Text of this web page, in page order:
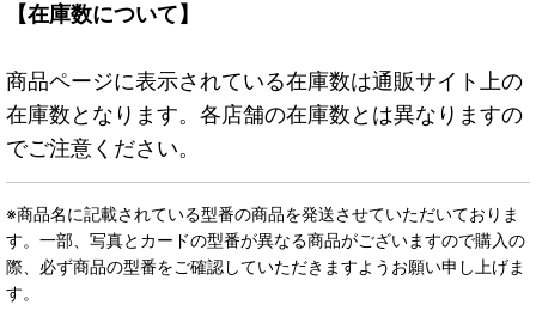
【在庫数について】
商品ページに表示されている在庫数は通販サイト上の
在庫数となります。各店舗の在庫数とは異なりますの
でご注意ください。
※商品名に記載されている型番の商品を発送させていただいておりま
す。一部、写真とカードの型番が異なる商品がございますので購入の
際、必ず商品の型番をご確認していただきますようお願い申し上げま
す。